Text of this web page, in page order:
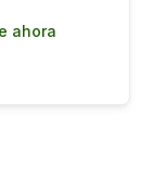
ahora